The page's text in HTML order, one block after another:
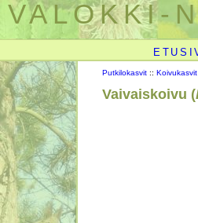
VALOKKI-
Putkilokasvit ::
Vaivaiskoivu (